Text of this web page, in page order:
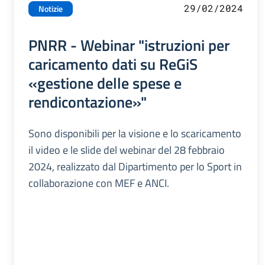
Notizie 29/02/2024
PNRR - Webinar "istruzioni per
caricamento dati su ReGiS
«gestione delle spese e
rendicontazione»"
Sono disponibili per la visione e lo scaricamento
il video e le slide del webinar del 28 febbraio
2024, realizzato dal Dipartimento per lo Sport in
collaborazione con MEF e ANCI.